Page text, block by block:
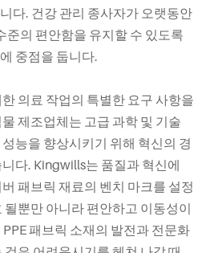
다. 건강 관리 종사자가 오랫동안
준의 편안함을 유지할 수 있도록
중점을 둡니다.
의료 작업의 특별한 요구 사항을
제조업체는 고급 과학 및 기술
능을 향상시키기 위해 혁신의 경
다. Kingwills는 품질과 혁신에
패브릭 재료의 벤치 마크를 설정
뿐만 아니라 편안하고 이동성이
패브릭 소재의 발전과 전문화